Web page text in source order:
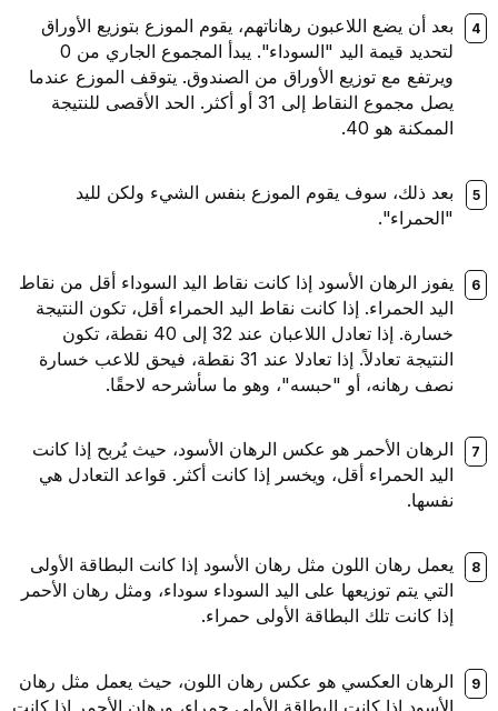
بعد أن يضع اللاعبون رهاناتهم، يقوم الموزع بتوزيع الأوراق
لتحديد قيمة اليد "السوداء". يبدأ المجموع الجاري من 0
ويرتفع مع توزيع الأوراق من الصندوق. يتوقف الموزع عندما
يصل مجموع النقاط إلى 31 أو أكثر. الحد الأقصى للنتيجة
الممكنة هو 40.
بعد ذلك، سوف يقوم الموزع بنفس الشيء ولكن لليد
"الحمراء".
يفوز الرهان الأسود إذا كانت نقاط اليد السوداء أقل من نقاط
اليد الحمراء. إذا كانت نقاط اليد الحمراء أقل، تكون النتيجة
خسارة. إذا تعادل اللاعبان عند 32 إلى 40 نقطة، تكون
النتيجة تعادلاً. إذا تعادلا عند 31 نقطة، فيحق للاعب خسارة
نصف رهانه، أو "حبسه"، وهو ما سأشرحه لاحقًا.
الرهان الأحمر هو عكس الرهان الأسود، حيث يُربح إذا كانت
اليد الحمراء أقل، ويخسر إذا كانت أكثر. قواعد التعادل هي
نفسها.
يعمل رهان اللون مثل رهان الأسود إذا كانت البطاقة الأولى
التي يتم توزيعها على اليد السوداء سوداء، ومثل رهان الأحمر
إذا كانت تلك البطاقة الأولى حمراء.
الرهان العكسي هو عكس رهان اللون، حيث يعمل مثل رهان
الأسود إذا كانت البطاقة الأولى حمراء، ورهان الأحمر إذا كانت